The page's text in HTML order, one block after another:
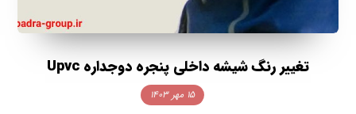
تغییر رنگ شیشه داخلی پنجره دوجداره Upvc
۱۵ مهر ۱۴۰۳